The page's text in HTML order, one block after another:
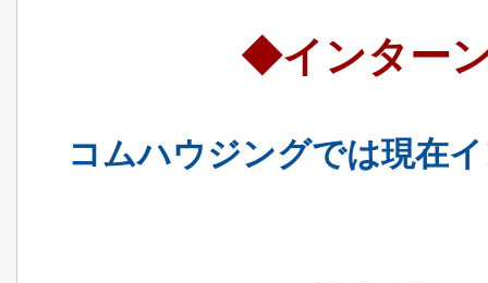
◆インター
コムハウジングでは現在